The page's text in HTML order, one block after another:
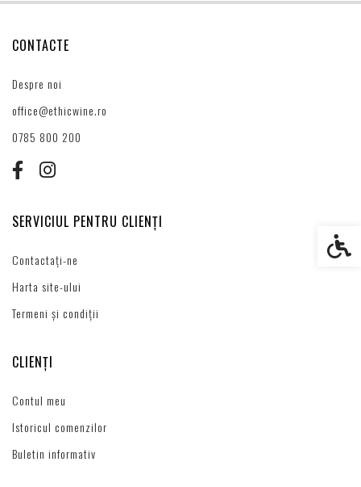
CONTACTE
Despre noi
office@ethicwine.ro
0785 800 200
SERVICIUL PENTRU CLIENȚI
Contactați-ne
Harta site-ului
Termeni și condiții
CLIENȚI
Contul meu
Istoricul comenzilor
Buletin informativ
Setări